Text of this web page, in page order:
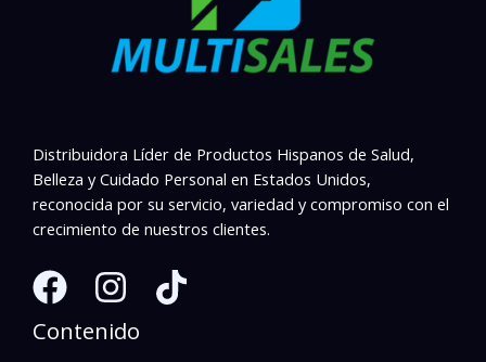
Distribuidora Líder de Productos Hispanos de Salud,
Belleza y Cuidado Personal en Estados Unidos,
reconocida por su servicio, variedad y compromiso con el
crecimiento de nuestros clientes.
Contenido